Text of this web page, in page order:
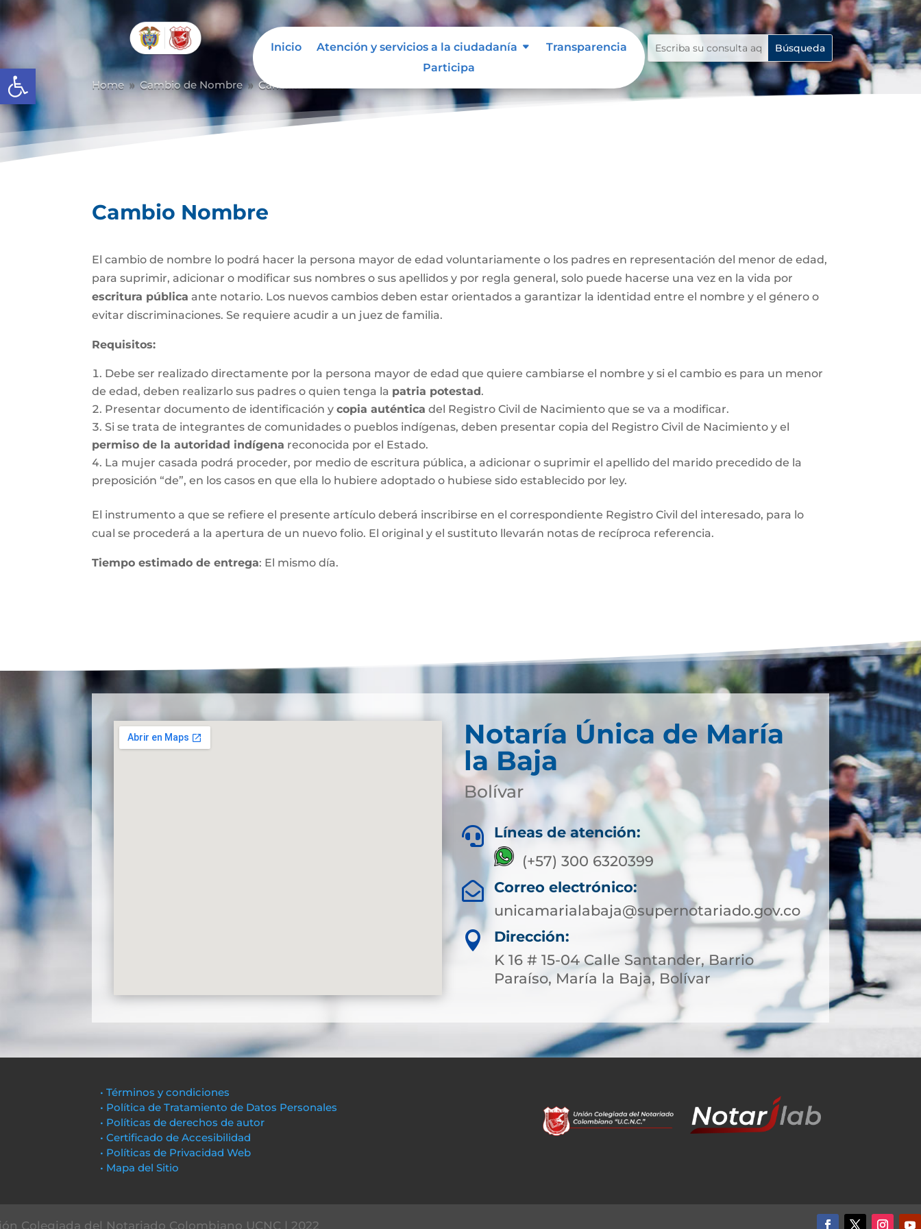
Abrir barra de herramientas
Inicio Atención y servicios a la ciudadanía
Transparencia
Participa
Home 9 Cambio de Nombre 9 Cambio Nombre
Cambio Nombre
El cambio de nombre lo podrá hacer la persona mayor de edad voluntariamente o los padres en representación del menor de edad,
para suprimir, adicionar o modificar sus nombres o sus apellidos y por regla general, solo puede hacerse una vez en la vida por
escritura pública ante notario. Los nuevos cambios deben estar orientados a garantizar la identidad entre el nombre y el género o
evitar discriminaciones. Se requiere acudir a un juez de familia.
Requisitos:
Debe ser realizado directamente por la persona mayor de edad que quiere cambiarse el nombre y si el cambio es para un menor
de edad, deben realizarlo sus padres o quien tenga la patria potestad.
Presentar documento de identificación ycopia auténtica del Registro Civil de Nacimiento que se va a modificar.
Si se trata de integrantes de comunidades o pueblos indígenas, deben presentar copia del Registro Civil de Nacimiento y el
permiso de la autoridad indígena reconocida por el Estado.
La mujer casada podrá proceder, por medio de escritura pública, a adicionar o suprimir el apellido del marido precedido de la
preposición “de”, en los casos en que ella lo hubiere adoptado o hubiese sido establecido por ley.
El instrumento a que se refiere el presente artículo deberá inscribirse en el correspondiente Registro Civil del interesado, para lo
cual se procederá a la apertura de un nuevo folio. El original y el sustituto llevarán notas de recíproca referencia.
Tiempo estimado de entrega: El mismo día.
Notaría Única de María
la Baja
Bolívar

Líneas de atención:
(+57) 300 6320399

Correo electrónico:
unicamarialabaja@supernotariado.gov.co

Dirección:
K 16 # 15-04 Calle Santander, Barrio
Paraíso, María la Baja, Bolívar
• Términos y condiciones
• Política de Tratamiento de Datos Personales
• Políticas de derechos de autor
• Certificado de Accesibilidad
• Políticas de Privacidad Web
• Mapa del Sitio
Colegiada del Notariado Colombiano UCNC | 2022